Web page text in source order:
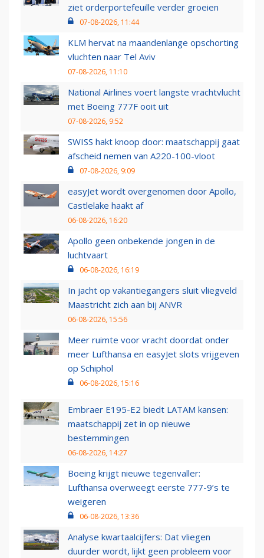
ziet orderportefeuille verder groeien
07-08-2026, 11:44
KLM hervat na maandenlange opschorting
vluchten naar Tel Aviv
07-08-2026, 11:10
National Airlines voert langste vrachtvlucht
met Boeing 777F ooit uit
07-08-2026, 9:52
SWISS hakt knoop door: maatschappij gaat
afscheid nemen van A220-100-vloot
07-08-2026, 9:09
easyJet wordt overgenomen door Apollo,
Castlelake haakt af
06-08-2026, 16:20
Apollo geen onbekende jongen in de
luchtvaart
06-08-2026, 16:19
In jacht op vakantiegangers sluit vliegveld
Maastricht zich aan bij ANVR
06-08-2026, 15:56
Meer ruimte voor vracht doordat onder
meer Lufthansa en easyJet slots vrijgeven
op Schiphol
06-08-2026, 15:16
Embraer E195-E2 biedt LATAM kansen:
maatschappij zet in op nieuwe
bestemmingen
06-08-2026, 14:27
Boeing krijgt nieuwe tegenvaller:
Lufthansa overweegt eerste 777-9’s te
weigeren
06-08-2026, 13:36
Analyse kwartaalcijfers: Dat vliegen
duurder wordt, lijkt geen probleem voor